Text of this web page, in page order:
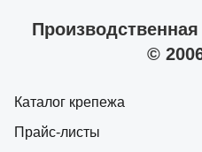
©
Каталог крепежа
Прайс-листы